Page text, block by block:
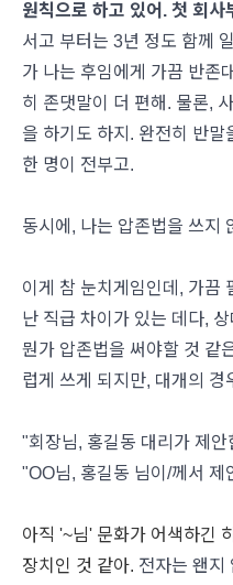
원칙으로 하고 있어. 첫 회사
서고 부터는 3년 정도 함께
가 나는 후임에게 가끔 반존
히 존댓말이 더 편해. 물론,
을 하기도 하지. 완전히 반
한 명이 전부고.
동시에, 나는 압존법을 쓰지
이게 참 눈치게임인데, 가끔
난 직급 차이가 있는 데다,
뭔가 압존법을 써야할 것 같
럽게 쓰게 되지만, 대개의
"회장님, 홍길동 대리가 제안
"OO님, 홍길동 님이/께서 제
아직 '~님' 문화가 어색하긴
장치인 것 같아. 전자는 왠지